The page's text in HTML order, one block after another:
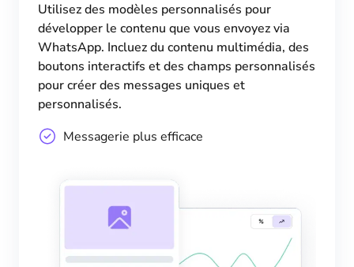
Utilisez des modèles personnalisés pour
développer le contenu que vous envoyez via
WhatsApp. Incluez du contenu multimédia, des
boutons interactifs et des champs personnalisés
pour créer des messages uniques et
personnalisés.
Messagerie plus efficace